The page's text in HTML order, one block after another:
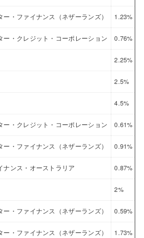
ー・ファイナンス（ネザーランズ） 1.23%
ー・クレジット・コーポレーション 0.76%
2.25%
2.5%
4.5%
ー・クレジット・コーポレーション 0.61%
ー・ファイナンス（ネザーランズ） 0.91%
ナンス・オーストラリア 0.87%
2%
ー・ファイナンス（ネザーランズ） 0.59%
ー・ファイナンス（ネザーランズ） 1.73%